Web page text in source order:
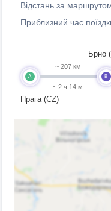
Відстань за
Приблизний час
A
Прага (CZ)
~ 207 км
~ 2 ч 14 м
B
Брно